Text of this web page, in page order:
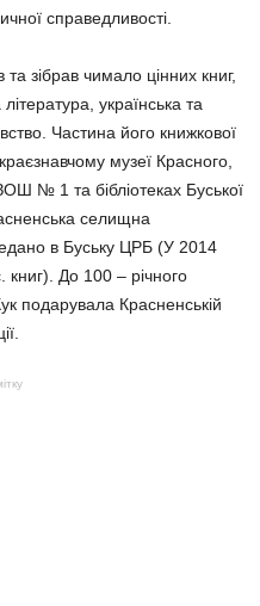
справедливості.
зібрав чимало цінних книг,
українська та
Частина його книжкової
музеї Красного,
№ 1 та бібліотеках Буської
селищна
в Буську ЦРБ (У 2014
До 100 – річного
подарувала Красненській